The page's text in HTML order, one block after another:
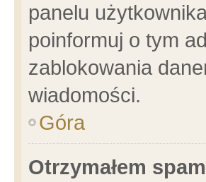
panelu
poinformuj o tym
zablokowania
wiadomości.
Góra
Otrzymałem